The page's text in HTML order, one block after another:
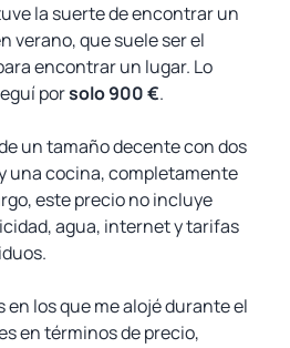
la suerte de encontrar un
verano, que suele ser el
encontrar un lugar. Lo
porsolo 900 €.
un tamaño decente con dos
una cocina, completamente
este precio no incluye
agua, internet y tarifas
en los que me alojé durante el
en términos de precio,